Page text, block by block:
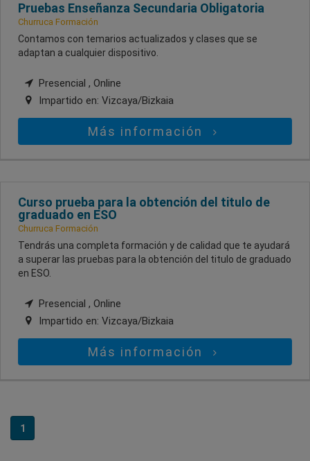
Pruebas Enseñanza Secundaria Obligatoria
Churruca Formación
Contamos con temarios actualizados y clases que se
adaptan a cualquier dispositivo.
Presencial , Online
Impartido en: Vizcaya/Bizkaia
Más información
Curso prueba para la obtención del titulo de
graduado en ESO
Churruca Formación
Tendrás una completa formación y de calidad que te ayudará
a superar las pruebas para la obtención del titulo de graduado
en ESO.
Presencial , Online
Impartido en: Vizcaya/Bizkaia
Más información
1